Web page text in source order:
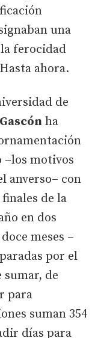
una
ferocidad
ahora.
de
ha
–los motivos
anverso– con
de la
en dos
meses –
por el
de
para
suman 354
días para